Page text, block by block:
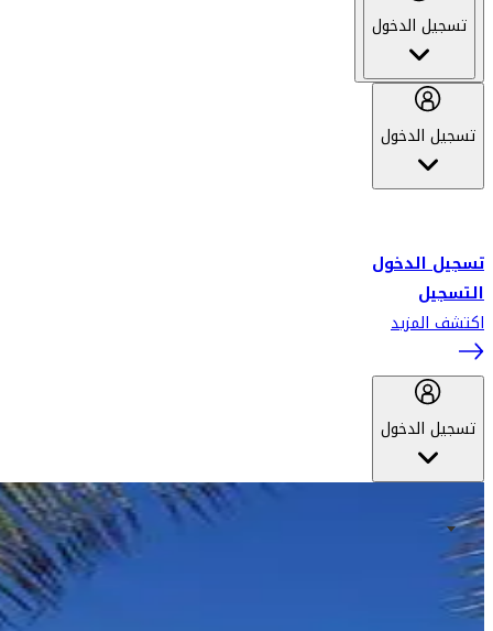
تسجيل الدخول
تسجيل الدخول
تسجيل الدخول
التسجيل
اكتشف المزيد
تسجيل الدخول